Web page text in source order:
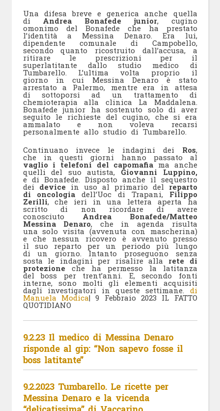
Una difesa breve e generica anche quella
di Andrea Bonafede junior, cugino
omonimo del Bonafede che ha prestato
l’identità a Messina Denaro. Era lui,
dipendente comunale di Campobello,
secondo quanto ricostruito dall’accusa, a
ritirare le prescrizioni per il
superlatitante dallo studio medico di
Tumbarello. L’ultima volta proprio il
giorno in cui Messina Denaro è stato
arrestato a Palermo, mentre era in attesa
di sottoporsi ad un trattamento di
chemioterapia alla clinica La Maddalena.
Bonafede junior ha sostenuto solo di aver
seguito le richieste del cugino, che si era
ammalato e non voleva recarsi
personalmente allo studio di Tumbarello.
Continuano invece le indagini dei Ros,
che in questi giorni hanno passato al
vaglio i telefoni del capomafiama anche
quelli del suo autista, Giovanni Luppino,
e di Bonafede. Disposto anche il sequestro
dei device in uso al primario del reparto
di oncologia dell’Uoc di Trapani, Filippo
Zerilli, che ieri in una lettera aperta ha
scritto di non ricordare di avere
conosciuto Andrea Bonafede/Matteo
Messina Denaro, che in agenda risulta
una solo visita (avvenuta con mascherina)
e che nessun ricovero è avvenuto presso
il suo reparto per un periodo più lungo
di un giorno. Intanto proseguono senza
sosta le indagini per risalire alla rete di
protezione che ha permesso la latitanza
del boss per trent’anni. E, secondo fonti
interne, sono molti gli elementi acquisiti
dagli investigatori in queste settimane. di
Manuela Modica| 9 Febbraio 2023 IL FATTO
QUOTIDIANO
9.2.23 Il medico di Messina Denaro
risponde al gip: “Non sapevo fosse il
boss latitante”
9.2.2023 Tumbarello. Le ricette per
Messina Denaro e la vicenda